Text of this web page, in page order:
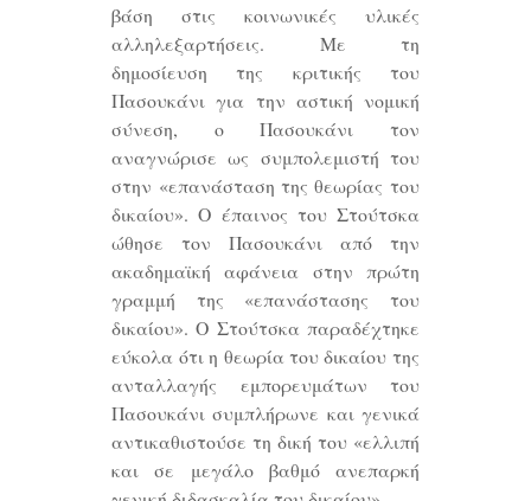
βάση στις κοινωνικές υλικές
αλληλεξαρτήσεις. Με τη
δημοσίευση της κριτικής του
Πασουκάνι για την αστική νομική
σύνεση, ο Πασουκάνι τον
αναγνώρισε ως συμπολεμιστή του
στην «επανάσταση της θεωρίας του
δικαίου». Ο έπαινος του Στούτσκα
ώθησε τον Πασουκάνι από την
ακαδημαϊκή αφάνεια στην πρώτη
γραμμή της «επανάστασης του
δικαίου». Ο Στούτσκα παραδέχτηκε
εύκολα ότι η θεωρία του δικαίου της
ανταλλαγής εμπορευμάτων του
Πασουκάνι συμπλήρωνε και γενικά
αντικαθιστούσε τη δική του «ελλιπή
και σε μεγάλο βαθμό ανεπαρκή